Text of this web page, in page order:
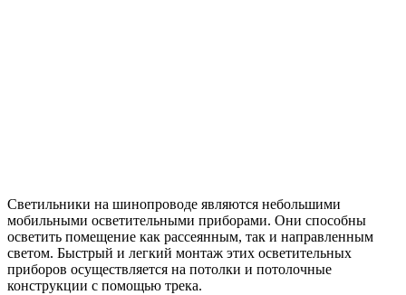
Светильники на шинопроводе являются небольшими
мобильными осветительными приборами. Они способны
осветить помещение как рассеянным, так и направленным
светом. Быстрый и легкий монтаж этих осветительных
приборов осуществляется на потолки и потолочные
конструкции с помощью трека.